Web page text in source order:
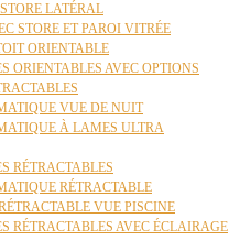
LATÉRAL
STORE ET PAROI VITRÉE
ORIENTABLE
ORIENTABLES AVEC OPTIONS
VUE DE NUIT
À LAMES ULTRA
RÉTRACTABLES
RÉTRACTABLE
VUE PISCINE
RÉTRACTABLES AVEC ÉCLAIRAGE